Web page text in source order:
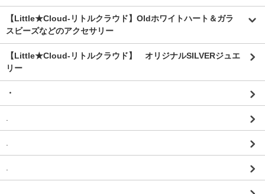
【Little★Cloud-リトルクラウド】Oldホワイトハート＆ガラ
スビーズなどのアクセサリー
【Little★Cloud-リトルクラウド】 オリジナルSILVERジュエ
リー
・